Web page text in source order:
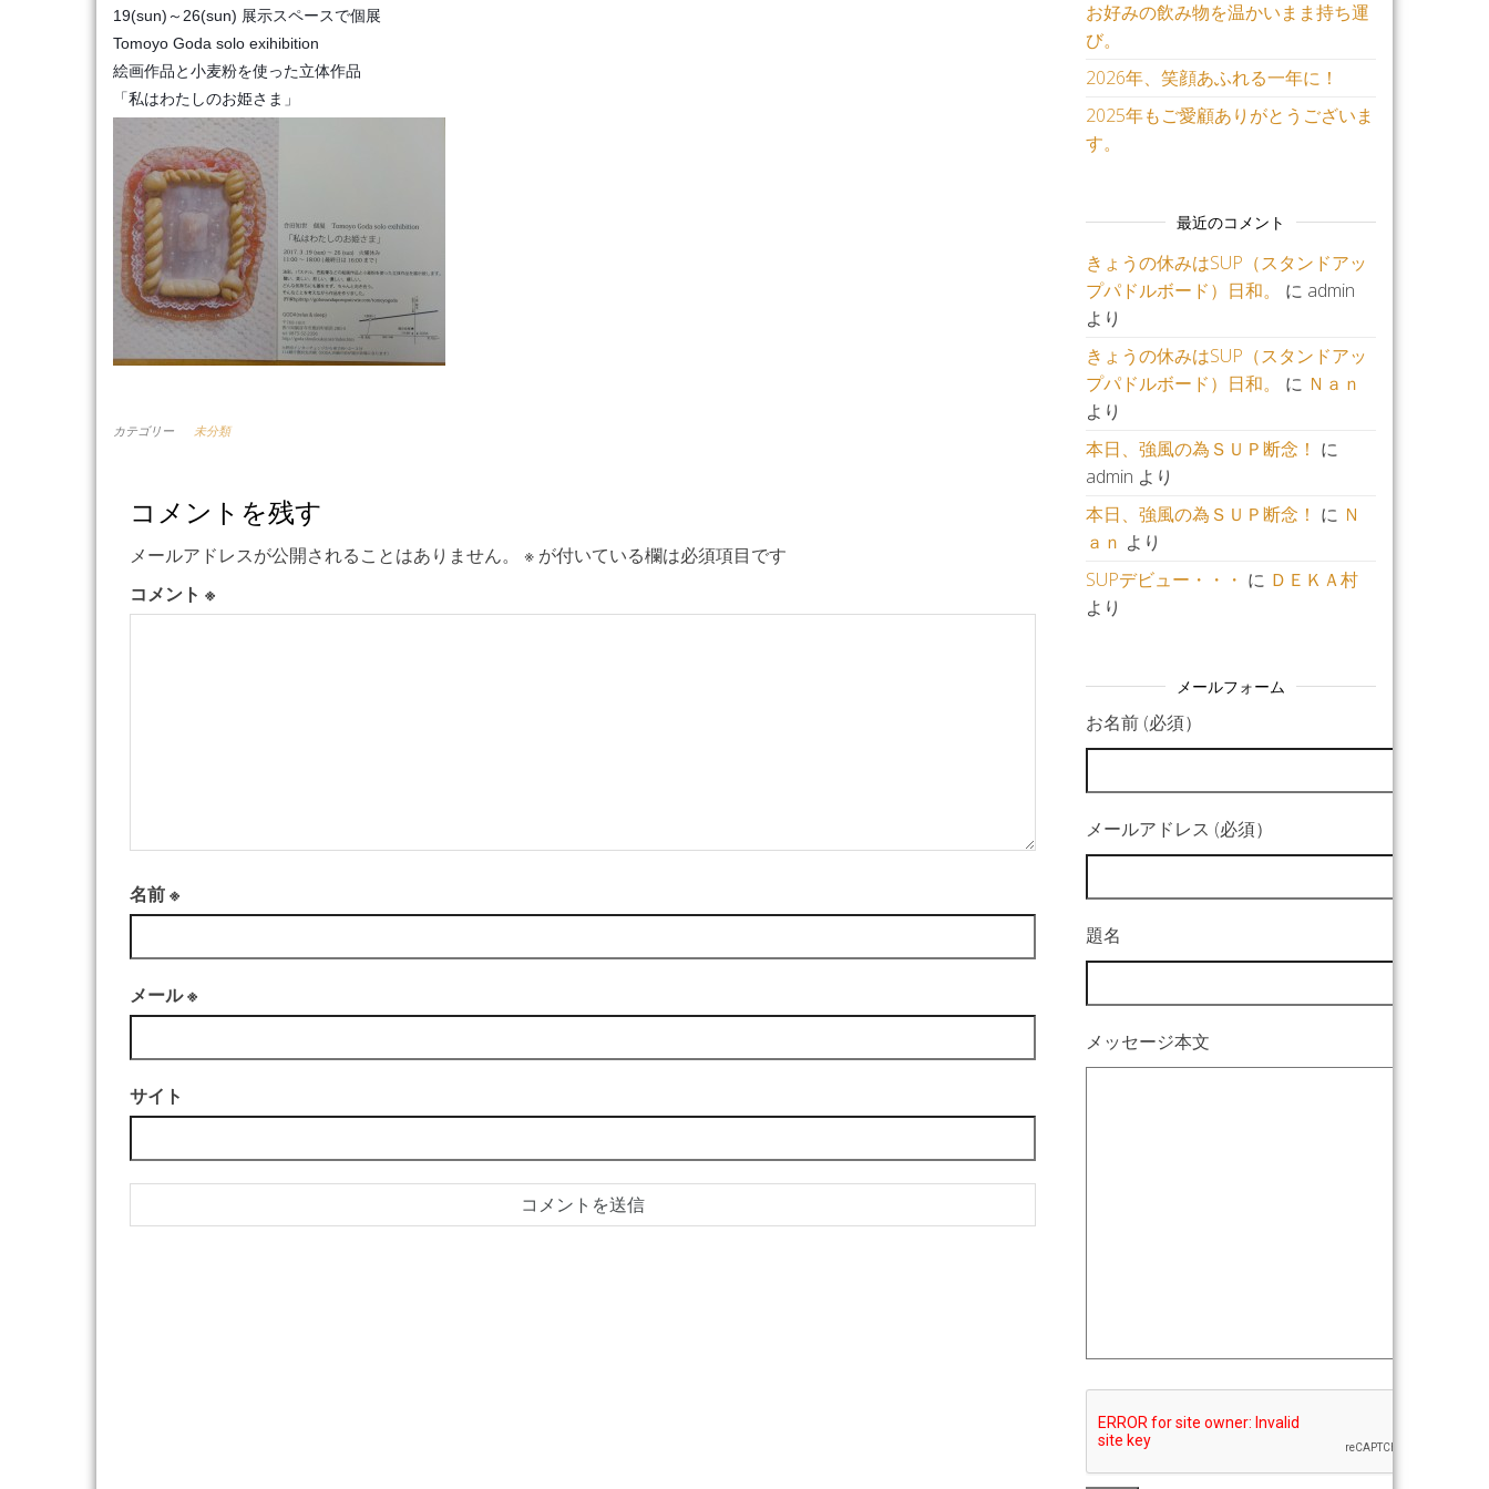
19(sun)～26(sun) 展示スペースで個展
Tomoyo Goda solo exihibition
絵画作品と小麦粉を使った立体作品
「私はわたしのお姫さま」
カテゴリー 未分類
コメントを残す
メールアドレスが公開されることはありません。 ※ が付いている欄は必須項目です
コメント ※
名前※
メール※
サイト
お好みの飲み物を温かいまま持ち運
び。
2026年、笑顔あふれる一年に！
2025年もご愛顧ありがとうございま
す。
最近のコメント
きょうの休みはSUP（スタンドアッ
プパドルボード）日和。
に admin
より
きょうの休みはSUP（スタンドアッ
プパドルボード）日和。
に Ｎａｎ
より
本日、強風の為ＳＵＰ断念！ に
admin より
本日、強風の為ＳＵＰ断念！ に Ｎ
ａｎ より
SUPデビュー・・・ に ＤＥＫＡ村
より
メールフォーム
お名前 (必須）
メールアドレス (必須）
題名
メッセージ本文